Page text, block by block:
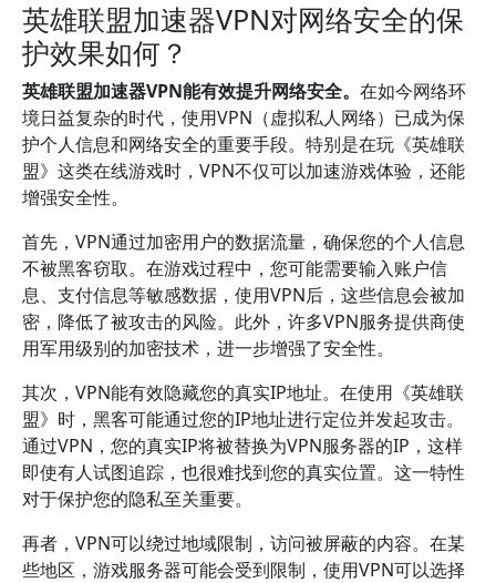
英雄联盟加速器VPN对网络安全的保
护效果如何？
英雄联盟加速器VPN能有效提升网络安全。 在如今网络环
境日益复杂的时代，使用VPN（虚拟私人网络）已成为保
护个人信息和网络安全的重要手段。特别是在玩《英雄联
盟》这类在线游戏时，VPN不仅可以加速游戏体验，还能
增强安全性。
首先，VPN通过加密用户的数据流量，确保您的个人信息
不被黑客窃取。在游戏过程中，您可能需要输入账户信
息、支付信息等敏感数据，使用VPN后，这些信息会被加
密，降低了被攻击的风险。此外，许多VPN服务提供商使
用军用级别的加密技术，进一步增强了安全性。
其次，VPN能有效隐藏您的真实IP地址。在使用《英雄联
盟》时，黑客可能通过您的IP地址进行定位并发起攻击。
通过VPN，您的真实IP将被替换为VPN服务器的IP，这样
即使有人试图追踪，也很难找到您的真实位置。这一特性
对于保护您的隐私至关重要。
再者，VPN可以绕过地域限制，访问被屏蔽的内容。在某
些地区，游戏服务器可能会受到限制，使用VPN可以选择